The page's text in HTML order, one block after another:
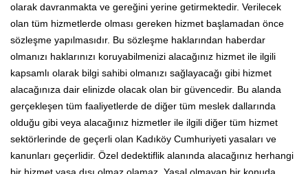
olarak davranmakta ve gereğini yerine getirmektedir. Verilecek
olan tüm hizmetlerde olması gereken hizmet başlamadan önce
sözleşme yapılmasıdır. Bu sözleşme haklarından haberdar
olmanızı haklarınızı koruyabilmenizi alacağınız hizmet ile ilgili
kapsamlı olarak bilgi sahibi olmanızı sağlayacağı gibi hizmet
alacağınıza dair elinizde olacak olan bir güvencedir. Bu alanda
gerçekleşen tüm faaliyetlerde de diğer tüm meslek dallarında
olduğu gibi veya alacağınız hizmetler ile ilgili diğer tüm hizmet
sektörlerinde de geçerli olan Kadıköy Cumhuriyeti yasaları ve
kanunları geçerlidir. Özel dedektiflik alanında alacağınız herhangi
bir hizmet yasa dışı olmaz olamaz. Yasal olmayan bir konuda